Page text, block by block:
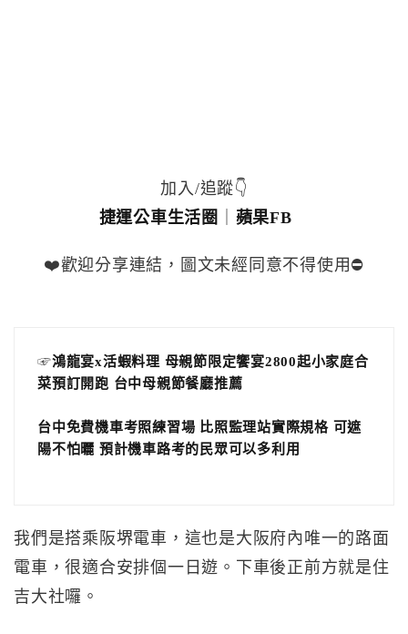
加入/追蹤👇
捷運公車生活圈
蘋果FB
❤️歡迎分享連結，圖文未經同意不得使用⛔️
☞鴻龍宴x活蝦料理 母親節限定饗宴2800起小家庭合
菜預訂開跑 台中母親節餐廳推薦
台中免費機車考照練習場 比照監理站實際規格 可遮
陽不怕曬 預計機車路考的民眾可以多利用
我們是搭乘阪堺電車，這也是大阪府內唯一的路面
電車，很適合安排個一日遊。下車後正前方就是住
吉大社囉。